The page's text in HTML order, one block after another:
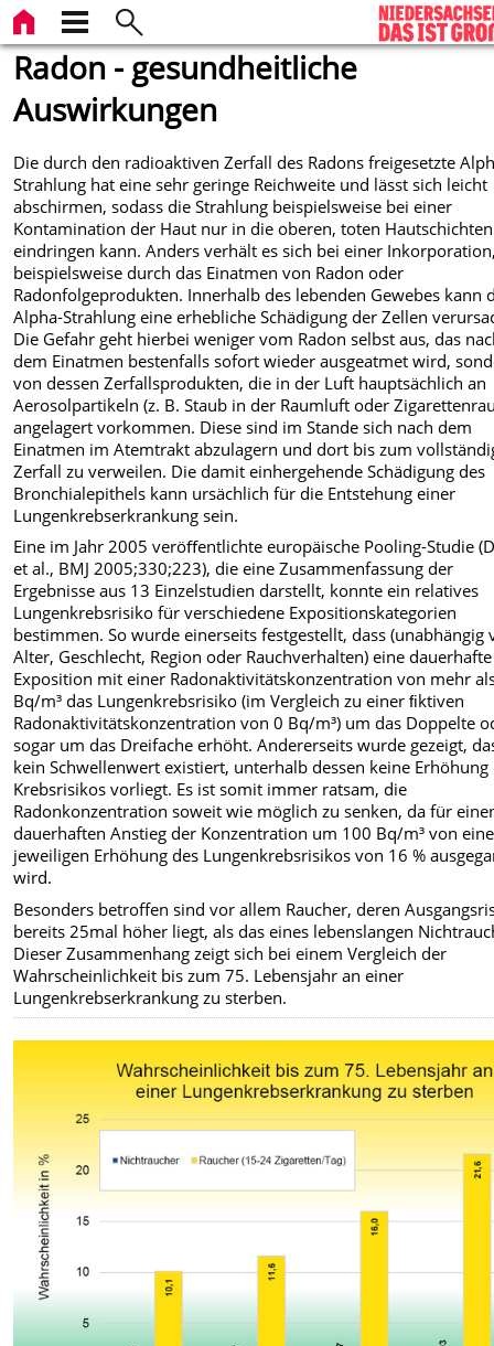
Radon - gesundheitliche
Auswirkungen
Die durch den radioaktiven Zerfall des Radons freigesetzte
Strahlung hat eine sehr geringe Reichweite und lässt sich leicht
abschirmen, sodass die Strahlung beispielsweise bei einer
Kontamination der Haut nur in die oberen, toten Hautschichten
eindringen kann. Anders verhält es sich bei einer
beispielsweise durch das Einatmen von Radon oder
Radonfolgeprodukten. Innerhalb des lebenden Gewebes kann
Alpha-Strahlung eine erhebliche Schädigung der Zellen
Die Gefahr geht hierbei weniger vom Radon selbst aus, das
dem Einatmen bestenfalls sofort wieder ausgeatmet wird,
von dessen Zerfallsprodukten, die in der Luft hauptsächlich an
Aerosolpartikeln (z. B. Staub in der Raumluft oder
angelagert vorkommen. Diese sind im Stande sich nach dem
Einatmen im Atemtrakt abzulagern und dort bis zum
Zerfall zu verweilen. Die damit einhergehende Schädigung des
Bronchialepithels kann ursächlich für die Entstehung einer
Lungenkrebserkrankung sein.
Eine im Jahr 2005 veröﬀentlichte europäische Pooling-Studie
et al., BMJ 2005;330;223), die eine Zusammenfassung der
Ergebnisse aus 13 Einzelstudien darstellt, konnte ein relatives
Lungenkrebsrisiko für verschiedene Expositionskategorien
bestimmen. So wurde einerseits festgestellt, dass (unabhängig
Alter, Geschlecht, Region oder Rauchverhalten) eine dauerhafte
Exposition mit einer Radonaktivitätskonzentration von mehr
Bq/m³ das Lungenkrebsrisiko (im Vergleich zu einer ﬁktiven
Radonaktivitätskonzentration von 0 Bq/m³) um das Doppelte
sogar um das Dreifache erhöht. Andererseits wurde gezeigt,
kein Schwellenwert existiert, unterhalb dessen keine Erhöhung
Krebsrisikos vorliegt. Es ist somit immer ratsam, die
Radonkonzentration soweit wie möglich zu senken, da für
dauerhaften Anstieg der Konzentration um 100 Bq/m³ von
jeweiligen Erhöhung des Lungenkrebsrisikos von 16 %
wird.
Besonders betroffen sind vor allem Raucher, deren
bereits 25mal höher liegt, als das eines lebenslangen
Dieser Zusammenhang zeigt sich bei einem Vergleich der
Wahrscheinlichkeit bis zum 75. Lebensjahr an einer
Lungenkrebserkrankung zu sterben.